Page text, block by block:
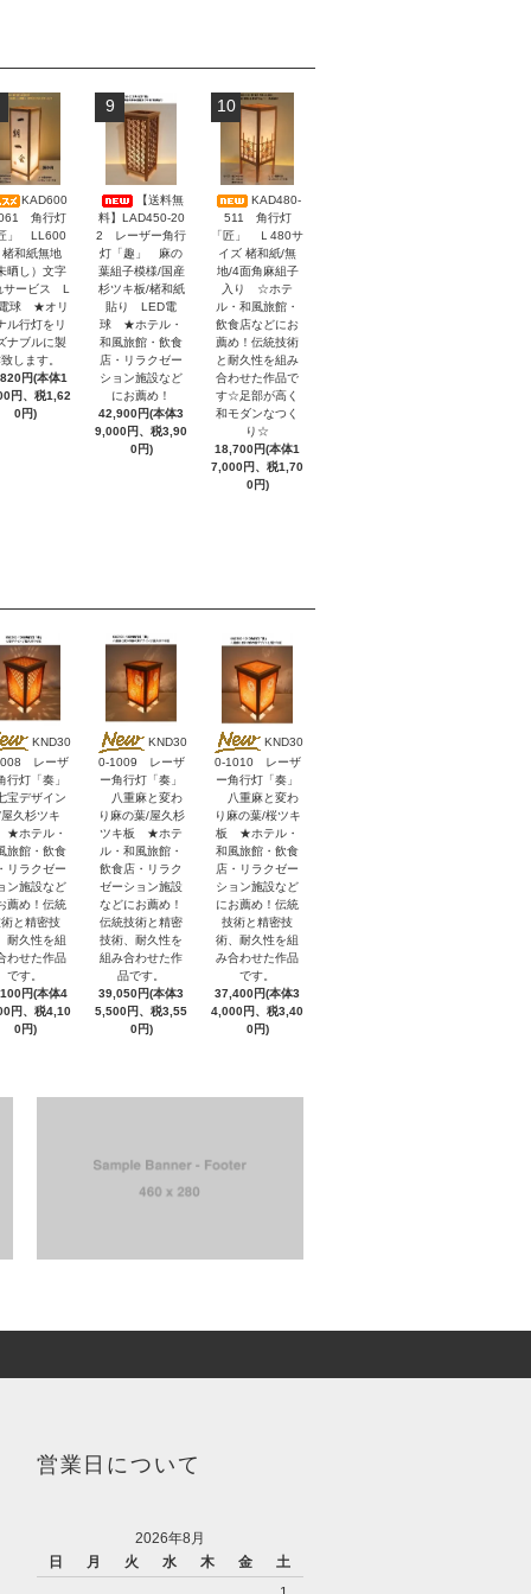
KAD600
角行灯
」 LL600
楮和紙無地
晒し）文字
サービス L
球 ★オリ
ル行灯をリ
ナブルに製
します。
円(本体1
円、税1,62
0円)
9
【送料無
料】LAD450-20
2 レーザー角行
灯「趣」 麻の
葉組子模様/国産
杉ツキ板/楮和紙
貼り LED電
球 ★ホテル・
和風旅館・飲食
店・リラクゼー
ション施設など
にお薦め！
42,900円(本体3
9,000円、税3,90
0円)
10
KAD480-
511 角行灯
「匠」 Ｌ480サ
イズ 楮和紙/無
地/4面角麻組子
入り ☆ホテ
ル・和風旅館・
飲食店などにお
薦め！伝統技術
と耐久性を組み
合わせた作品で
す☆足部が高く
和モダンなつく
り☆
18,700円(本体1
7,000円、税1,70
0円)
KND30
レーザ
行灯「奏」
デザイン
久杉ツキ
ホテル・
旅館・飲食
リラクゼー
ン施設など
薦め！伝統
と精密技
耐久性を組
わせた作品
です。
円(本体4
円、税4,10
0円)
KND30
0-1009 レーザ
ー角行灯「奏」
八重麻と変わ
り麻の葉/屋久杉
ツキ板 ★ホテ
ル・和風旅館・
飲食店・リラク
ゼーション施設
などにお薦め！
伝統技術と精密
技術、耐久性を
組み合わせた作
品です。
39,050円(本体3
5,500円、税3,55
0円)
KND30
0-1010 レーザ
ー角行灯「奏」
八重麻と変わ
り麻の葉/桜ツキ
板 ★ホテル・
和風旅館・飲食
店・リラクゼー
ション施設など
にお薦め！伝統
技術と精密技
術、耐久性を組
み合わせた作品
です。
37,400円(本体3
4,000円、税3,40
0円)
営業日について
2026年8月
日
月 火 水 木 金
土